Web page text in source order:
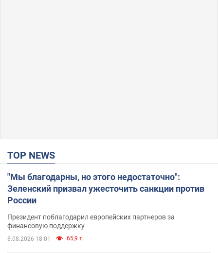
TOP NEWS
"Мы благодарны, но этого недостаточно":
Зеленский призвал ужесточить санкции против
России
Президент поблагодарил европейских партнеров за
финансовую поддержку
8.08.2026 18:01 65,9 т.